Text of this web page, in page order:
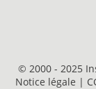
© 2000 - 2025
Notice légale |